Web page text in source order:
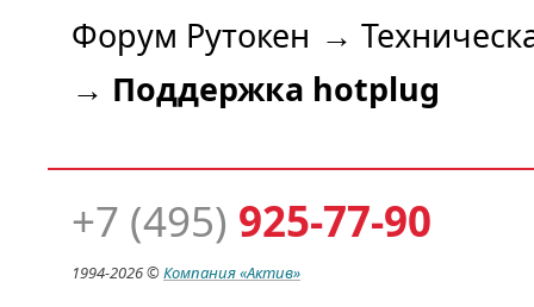
2.1, or
Rutoken
Форум Рутокен →
→ Поддержка hotplug
+7 (495) 925-77-90
1994-2026 ©Компания«Актив»